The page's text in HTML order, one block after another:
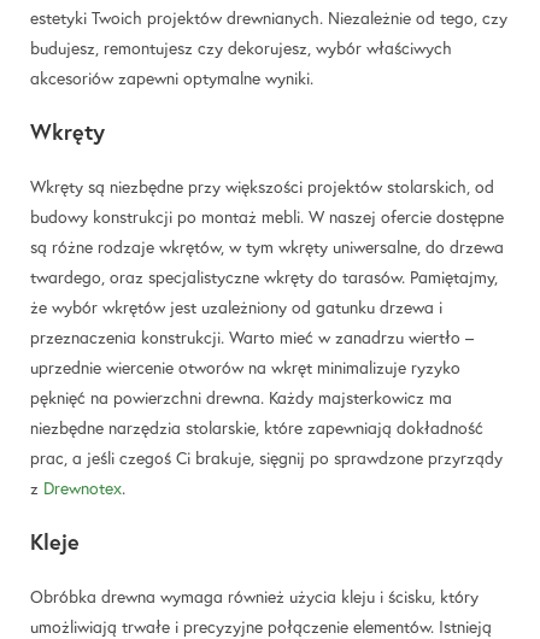
estetyki Twoich projektów drewnianych. Niezależnie od tego, czy
budujesz, remontujesz czy dekorujesz, wybór właściwych
akcesoriów zapewni optymalne wyniki.
Wkręty
Wkręty są niezbędne przy większości projektów stolarskich, od
budowy konstrukcji po montaż mebli. W naszej ofercie dostępne
są różne rodzaje wkrętów, w tym wkręty uniwersalne, do drzewa
twardego, oraz specjalistyczne wkręty do tarasów. Pamiętajmy,
że wybór wkrętów jest uzależniony od gatunku drzewa i
przeznaczenia konstrukcji. Warto mieć w zanadrzu wiertło –
uprzednie wiercenie otworów na wkręt minimalizuje ryzyko
pęknięć na powierzchni drewna. Każdy majsterkowicz ma
niezbędne narzędzia stolarskie, które zapewniają dokładność
prac, a jeśli czegoś Ci brakuje, sięgnij po sprawdzone przyrządy
z Drewnotex.
Kleje
Obróbka drewna wymaga również użycia kleju i ścisku, który
umożliwiają trwałe i precyzyjne połączenie elementów. Istnieją